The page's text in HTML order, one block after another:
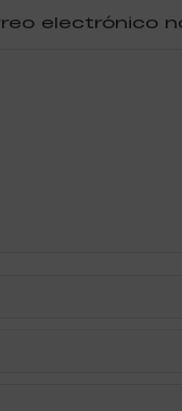
electrónico